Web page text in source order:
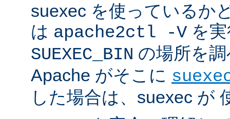
suexec を使っているか
は apache2ctl -V を
SUEXEC_BIN の場所を
Apache がそこに
した場合は、suexec が